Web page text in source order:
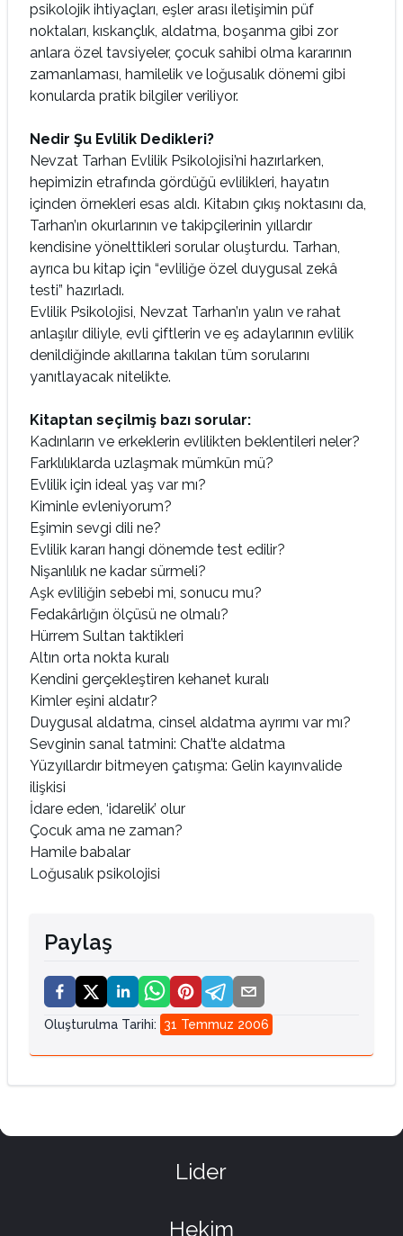
psikolojik ihtiyaçları, eşler arası iletişimin püf
noktaları, kıskançlık, aldatma, boşanma gibi zor
anlara özel tavsiyeler, çocuk sahibi olma kararının
zamanlaması, hamilelik ve loğusalık dönemi gibi
konularda pratik bilgiler veriliyor.
Nedir Şu Evlilik Dedikleri?
Nevzat Tarhan Evlilik Psikolojisi’ni hazırlarken,
hepimizin etrafında gördüğü evlilikleri, hayatın
içinden örnekleri esas aldı. Kitabın çıkış noktasını da,
Tarhan’ın okurlarının ve takipçilerinin yıllardır
kendisine yönelttikleri sorular oluşturdu. Tarhan,
ayrıca bu kitap için “evliliğe özel duygusal zekâ
testi” hazırladı.
Evlilik Psikolojisi, Nevzat Tarhan’ın yalın ve rahat
anlaşılır diliyle, evli çiftlerin ve eş adaylarının evlilik
denildiğinde akıllarına takılan tüm sorularını
yanıtlayacak nitelikte.
Kitaptan seçilmiş bazı sorular:
Kadınların ve erkeklerin evlilikten beklentileri neler?
Farklılıklarda uzlaşmak mümkün mü?
Evlilik için ideal yaş var mı?
Kiminle evleniyorum?
Eşimin sevgi dili ne?
Evlilik kararı hangi dönemde test edilir?
Nişanlılık ne kadar sürmeli?
Aşk evliliğin sebebi mi, sonucu mu?
Fedakârlığın ölçüsü ne olmalı?
Hürrem Sultan taktikleri
Altın orta nokta kuralı
Kendini gerçekleştiren kehanet kuralı
Kimler eşini aldatır?
Duygusal aldatma, cinsel aldatma ayrımı var mı?
Sevginin sanal tatmini: Chat’te aldatma
Yüzyıllardır bitmeyen çatışma: Gelin kayınvalide
ilişkisi
İdare eden, ‘idarelik’ olur
Çocuk ama ne zaman?
Hamile babalar
Loğusalık psikolojisi
Paylaş
Oluşturulma Tarihi: 31 Temmuz 2006
Lider
Hekim